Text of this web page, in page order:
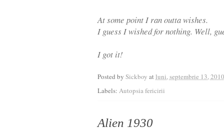
At some point I ran outta wishes.
I guess I wished for nothing. Well,
I got it!
Posted by Sickboy atluni, septembrie 13, 2010
Labels: Autopsia fericirii
Alien 1930